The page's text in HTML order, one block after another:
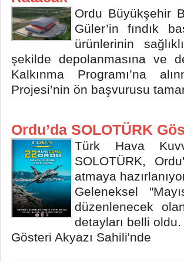
Ordu Büyükşehir
Güler’in fındık
ürünlerinin
şekilde depolanmasına ve
Kalkınma Programı’na
Projesi’nin ön başvurusu
Ordu’da SOLOTÜRK
Türk Hava
SOLOTÜRK,
atmaya
Geleneksel
düzenlenecek
detayları belli oldu.
Gösteri Akyazı Sahili'nde